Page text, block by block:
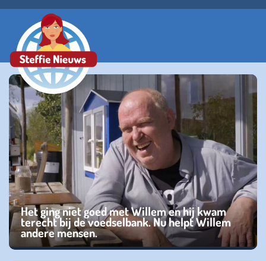
Het ging niet goed met Willem en hij kwam
terecht bij de voedselbank. Nu helpt Willem
andere mensen.